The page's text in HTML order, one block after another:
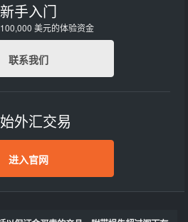
新手入门
美元的体验资金
联系我们
外汇交易
进入官网